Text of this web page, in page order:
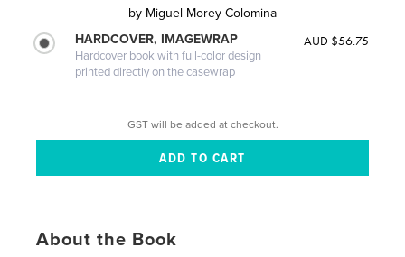
by Miguel Morey Colomina
HARDCOVER, IMAGEWRAP
Hardcover book with full-color design
printed directly on the casewrap
AUD $56.75
GST will be added at checkout.
About the Book